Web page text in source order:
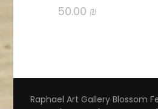
50.00 ₪
Raphael Art Gallery Blossom